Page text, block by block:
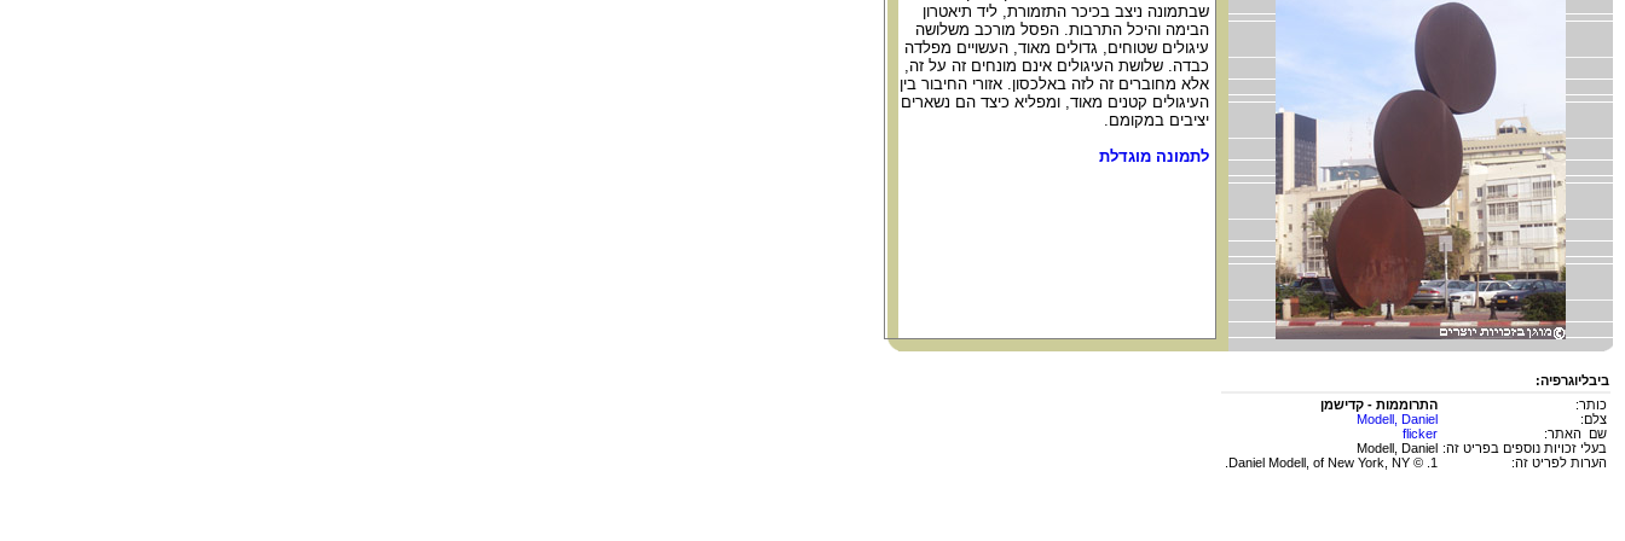
שבתמונה ניצב בכיכר התזמורת, ליד תיאטרון
הבימה והיכל התרבות. הפסל מורכב משלושה
עיגולים שטוחים, גדולים מאוד, העשויים מפלדה
כבדה. שלושת העיגולים אינם מונחים זה על זה,
אלא מחוברים זה לזה באלכסון. אזורי החיבור בין
העיגולים קטנים מאוד, ומפליא כיצד הם נשארים
יציבים במקומם.
לתמונה מוגדלת
ביבליוגרפיה:
כותר:
התרוממות - קדישמן
צלם:
Modell, Daniel
שם האתר:
flicker
בעלי זכויות נוספים בפריט זה: Modell, Daniel
הערות לפריט זה:
1. © Daniel Modell, of New York, NY.